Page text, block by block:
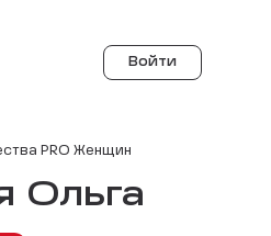
Войти
PRO Женщин
Ольга